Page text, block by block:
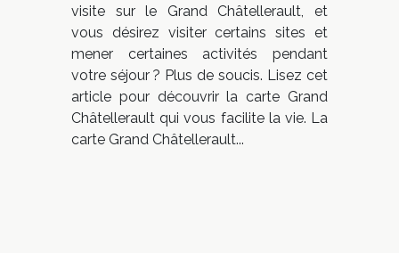
visite sur le Grand Châtellerault, et
vous désirez visiter certains sites et
mener certaines activités pendant
votre séjour ? Plus de soucis. Lisez cet
article pour découvrir la carte Grand
Châtellerault qui vous facilite la vie. La
carte Grand Châtellerault...